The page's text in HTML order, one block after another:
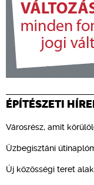
ÉPÍTÉSZETI
Városrész, amit
Üzbegisztáni
Új közösségi teret